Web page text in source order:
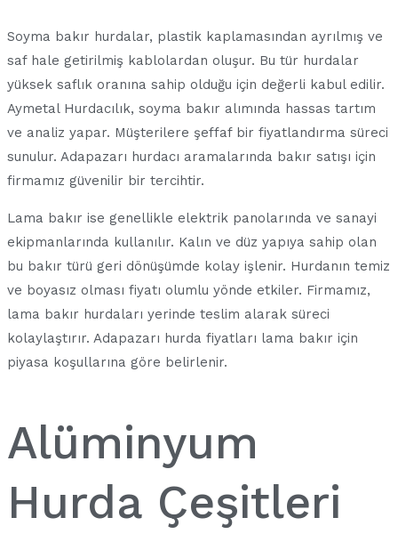
Soyma bakır hurdalar, plastik kaplamasından ayrılmış ve
saf hale getirilmiş kablolardan oluşur. Bu tür hurdalar
yüksek saflık oranına sahip olduğu için değerli kabul edilir.
Aymetal Hurdacılık, soyma bakır alımında hassas tartım
ve analiz yapar. Müşterilere şeffaf bir fiyatlandırma süreci
sunulur. Adapazarı hurdacı aramalarında bakır satışı için
firmamız güvenilir bir tercihtir.
Lama bakır ise genellikle elektrik panolarında ve sanayi
ekipmanlarında kullanılır. Kalın ve düz yapıya sahip olan
bu bakır türü geri dönüşümde kolay işlenir. Hurdanın temiz
ve boyasız olması fiyatı olumlu yönde etkiler. Firmamız,
lama bakır hurdaları yerinde teslim alarak süreci
kolaylaştırır. Adapazarı hurda fiyatları lama bakır için
piyasa koşullarına göre belirlenir.
Alüminyum
Hurda Çeşitleri